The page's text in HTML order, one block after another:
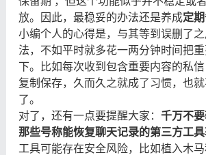
放。因此，最稳妥的办法还是养成定
小编个人的心得是，与其等到误删了
法，不如平时就多花一两分钟时间把
下。比如每次收到包含重要内容的私
复制保存，久而久之就成了习惯，也
了。
对了，还有一点要提醒大家： 千万不
那些号称能恢复聊天记录的第三方工
工具可能存在安全风险，比如植入木